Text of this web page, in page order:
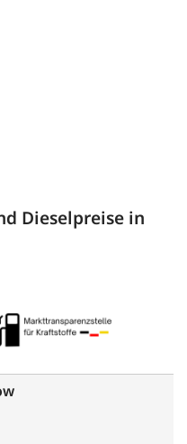
Dieselpreise in